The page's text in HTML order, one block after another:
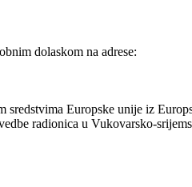
dolaskom na adrese:
Europske unije iz
radionica u Vukovarsko-